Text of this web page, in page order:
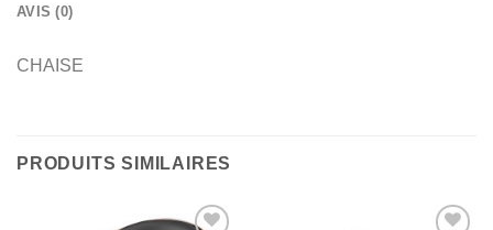
AVIS (0)
CHAISE
PRODUITS SIMILAIRES